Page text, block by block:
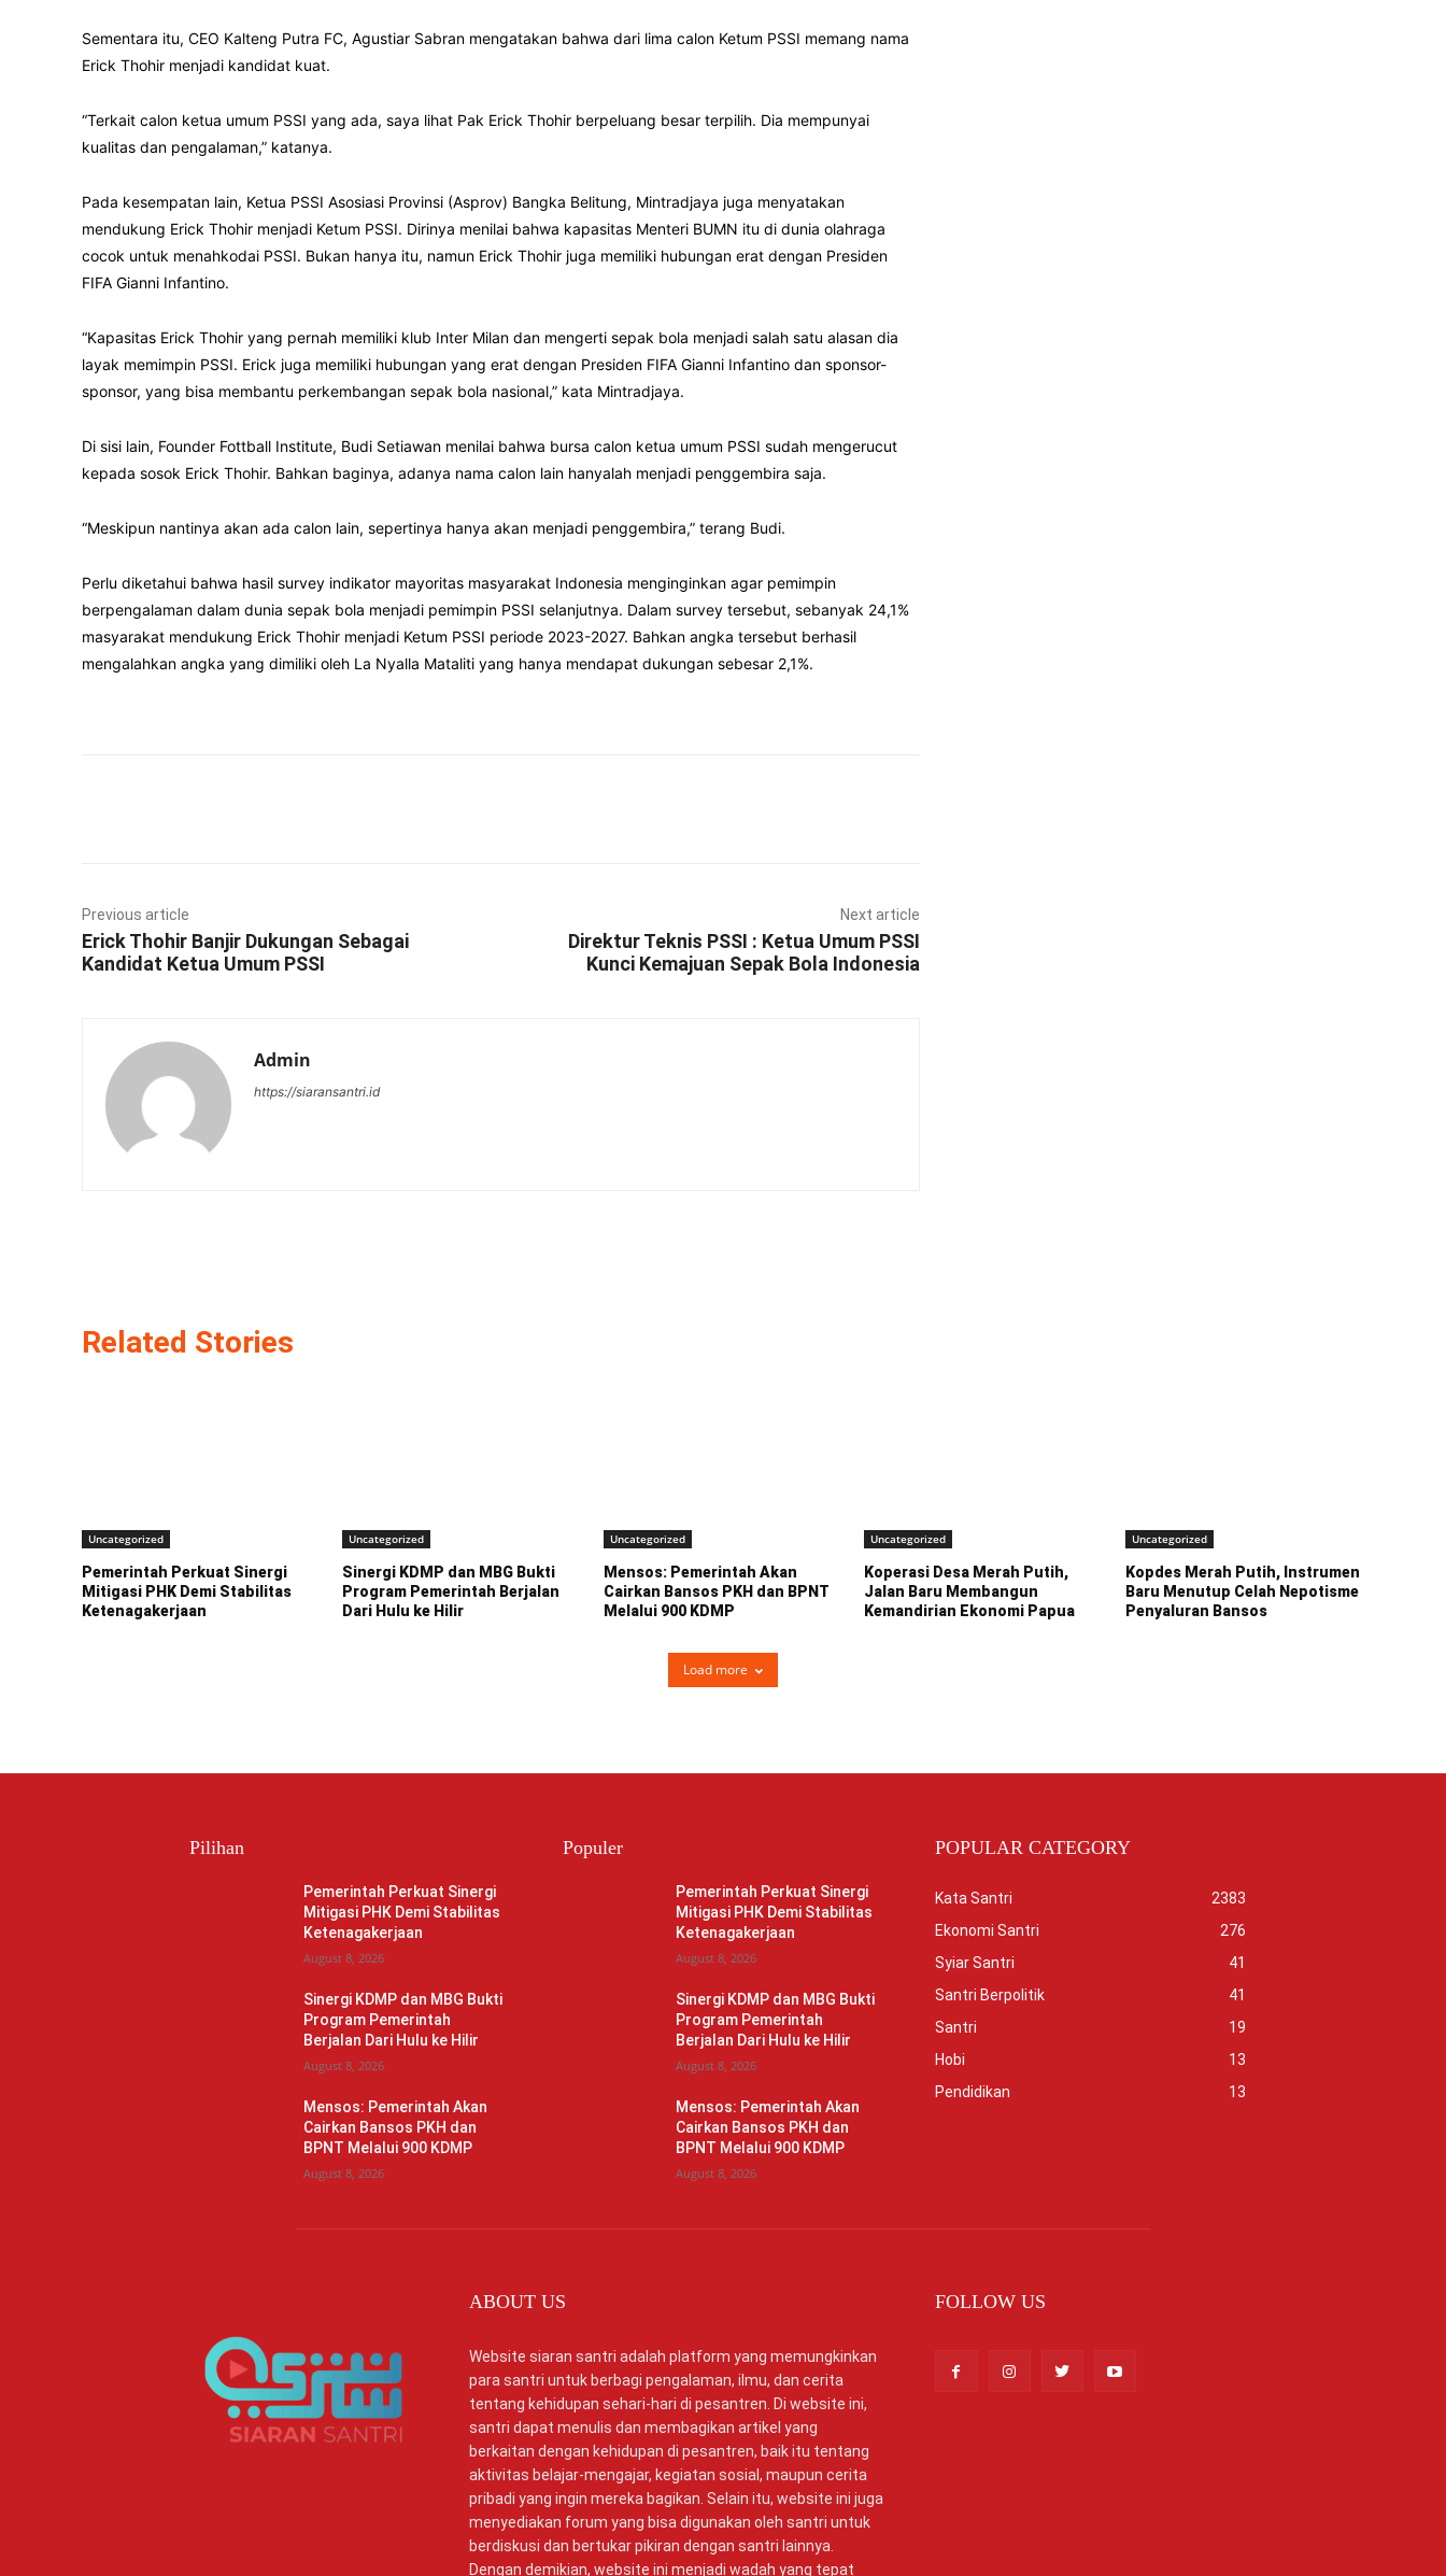
Sementara itu, CEO Kalteng Putra FC, Agustiar Sabran mengatakan bahwa dari lima calon Ketum PSSI memang nama
Erick Thohir menjadi kandidat kuat.
“Terkait calon ketua umum PSSI yang ada, saya lihat Pak Erick Thohir berpeluang besar terpilih. Dia mempunyai
kualitas dan pengalaman,” katanya.
Pada kesempatan lain, Ketua PSSI Asosiasi Provinsi (Asprov) Bangka Belitung, Mintradjaya juga menyatakan
mendukung Erick Thohir menjadi Ketum PSSI. Dirinya menilai bahwa kapasitas Menteri BUMN itu di dunia olahraga
cocok untuk menahkodai PSSI. Bukan hanya itu, namun Erick Thohir juga memiliki hubungan erat dengan Presiden
FIFA Gianni Infantino.
“Kapasitas Erick Thohir yang pernah memiliki klub Inter Milan dan mengerti sepak bola menjadi salah satu alasan dia
layak memimpin PSSI. Erick juga memiliki hubungan yang erat dengan Presiden FIFA Gianni Infantino dan sponsor-
sponsor, yang bisa membantu perkembangan sepak bola nasional,” kata Mintradjaya.
Di sisi lain, Founder Fottball Institute, Budi Setiawan menilai bahwa bursa calon ketua umum PSSI sudah mengerucut
kepada sosok Erick Thohir. Bahkan baginya, adanya nama calon lain hanyalah menjadi penggembira saja.
“Meskipun nantinya akan ada calon lain, sepertinya hanya akan menjadi penggembira,” terang Budi.
Perlu diketahui bahwa hasil survey indikator mayoritas masyarakat Indonesia menginginkan agar pemimpin
berpengalaman dalam dunia sepak bola menjadi pemimpin PSSI selanjutnya. Dalam survey tersebut, sebanyak 24,1%
masyarakat mendukung Erick Thohir menjadi Ketum PSSI periode 2023-2027. Bahkan angka tersebut berhasil
mengalahkan angka yang dimiliki oleh La Nyalla Mataliti yang hanya mendapat dukungan sebesar 2,1%.
Previous article
Erick Thohir Banjir Dukungan Sebagai
Kandidat Ketua Umum PSSI
Next article
Direktur Teknis PSSI : Ketua Umum PSSI
Kunci Kemajuan Sepak Bola Indonesia
Admin
https://siaransantri.id
Related Stories
Uncategorized
Pemerintah Perkuat Sinergi
Mitigasi PHK Demi Stabilitas
Ketenagakerjaan
Uncategorized
Sinergi KDMP dan MBG Bukti
Program Pemerintah Berjalan
Dari Hulu ke Hilir
Uncategorized
Mensos: Pemerintah Akan
Cairkan Bansos PKH dan BPNT
Melalui 900 KDMP
Uncategorized
Koperasi Desa Merah Putih,
Jalan Baru Membangun
Kemandirian Ekonomi Papua
Uncategorized
Kopdes Merah Putih, Instrumen
Baru Menutup Celah Nepotisme
Penyaluran Bansos
Load more
Pilihan
Pemerintah Perkuat Sinergi
Mitigasi PHK Demi Stabilitas
Ketenagakerjaan
August 8, 2026
Sinergi KDMP dan MBG Bukti
Program Pemerintah
Berjalan Dari Hulu ke Hilir
August 8, 2026
Mensos: Pemerintah Akan
Cairkan Bansos PKH dan
BPNT Melalui 900 KDMP
August 8, 2026
Populer
Pemerintah Perkuat Sinergi
Mitigasi PHK Demi Stabilitas
Ketenagakerjaan
August 8, 2026
Sinergi KDMP dan MBG Bukti
Program Pemerintah
Berjalan Dari Hulu ke Hilir
August 8, 2026
Mensos: Pemerintah Akan
Cairkan Bansos PKH dan
BPNT Melalui 900 KDMP
August 8, 2026
POPULAR CATEGORY
Kata Santri
2383
Ekonomi Santri
276
Syiar Santri
41
Santri Berpolitik
41
Santri
19
Hobi
13
Pendidikan
13
ABOUT US
Website siaran santri adalah platform yang memungkinkan
para santri untuk berbagi pengalaman, ilmu, dan cerita
tentang kehidupan sehari-hari di pesantren. Di website ini,
santri dapat menulis dan membagikan artikel yang
berkaitan dengan kehidupan di pesantren, baik itu tentang
aktivitas belajar-mengajar, kegiatan sosial, maupun cerita
pribadi yang ingin mereka bagikan. Selain itu, website ini juga
menyediakan forum yang bisa digunakan oleh santri untuk
berdiskusi dan bertukar pikiran dengan santri lainnya.
Dengan demikian, website ini menjadi wadah yang tepat
FOLLOW US